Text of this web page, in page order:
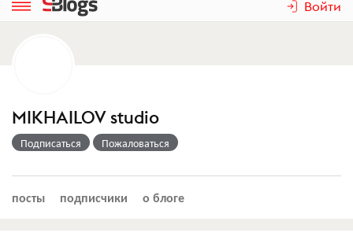
Войти
MIKHAILOV studio
Подписаться Пожаловаться
посты подписчики о блоге